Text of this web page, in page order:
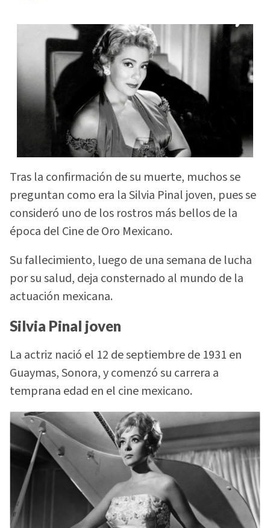
Tras la confirmación de su muerte, muchos se
preguntan como era la Silvia Pinal joven, pues se
consideró uno de los rostros más bellos de la
época del Cine de Oro Mexicano.
Su fallecimiento, luego de una semana de lucha
por su salud, deja consternado al mundo de la
actuación mexicana.
Silvia Pinal joven
La actriz nació el 12 de septiembre de 1931 en
Guaymas, Sonora, y comenzó su carrera a
temprana edad en el cine mexicano.